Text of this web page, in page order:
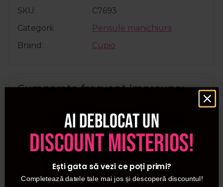
SKU
C7693
Categorii
Pensule manichiura
Brand
Cupio
Cumparate frecvent impreuna:
Pret special Pret special
Ai deblocat un
discount misterios!
Ești gata să vezi ce poți primi?
Completează datele tale mai jos și descoperă discountul!